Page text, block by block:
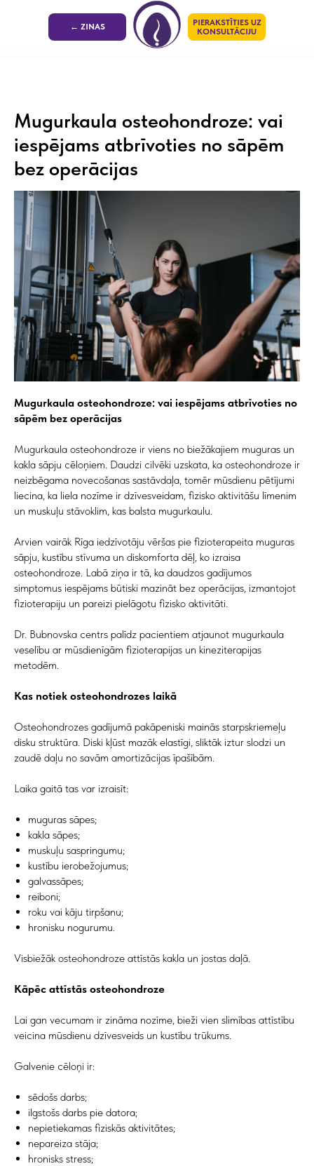
← ZINAS
PIERAKSTĪTIES UZ
KONSULTĀCIJU
Mugurkaula osteohondroze: vai
iespējams atbrīvoties no sāpēm
bez operācijas
Mugurkaula osteohondroze: vai iespējams atbrīvoties no
sāpēm bez operācijas
Mugurkaula osteohondroze ir viens no biežākajiem muguras un
kakla sāpju cēloņiem. Daudzi cilvēki uzskata, ka osteohondroze ir
neizbēgama novecošanas sastāvdaļa, tomēr mūsdienu pētījumi
liecina, ka liela nozīme ir dzīvesveidam, fizisko aktivitāšu līmenim
un muskuļu stāvoklim, kas balsta mugurkaulu.
Arvien vairāk Rīga iedzīvotāju vēršas pie fizioterapeita muguras
sāpju, kustību stīvuma un diskomforta dēļ, ko izraisa
osteohondroze. Labā ziņa ir tā, ka daudzos gadījumos
simptomus iespējams būtiski mazināt bez operācijas, izmantojot
fizioterapiju un pareizi pielāgotu fizisko aktivitāti.
Dr. Bubnovska centrs palīdz pacientiem atjaunot mugurkaula
veselību ar mūsdienīgām fizioterapijas un kineziterapijas
metodēm.
Kas notiek osteohondrozes laikā
Osteohondrozes gadījumā pakāpeniski mainās starpskriemeļu
disku struktūra. Diski kļūst mazāk elastīgi, sliktāk iztur slodzi un
zaudē daļu no savām amortizācijas īpašībām.
Laika gaitā tas var izraisīt:
muguras sāpes;
kakla sāpes;
muskuļu saspringumu;
kustību ierobežojumus;
galvassāpes;
reiboni;
roku vai kāju tirpšanu;
hronisku nogurumu.
Visbiežāk osteohondroze attīstās kakla un jostas daļā.
Kāpēc attīstās osteohondroze
Lai gan vecumam ir zināma nozīme, bieži vien slimības attīstību
veicina mūsdienu dzīvesveids un kustību trūkums.
Galvenie cēloņi ir:
sēdošs darbs;
ilgstošs darbs pie datora;
nepietiekamas fiziskās aktivitātes;
nepareiza stāja;
hronisks stress;